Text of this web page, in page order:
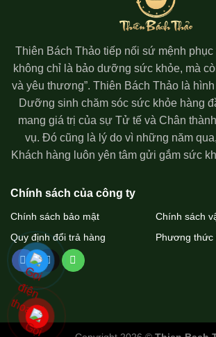
Thiên Bách Thảo tiếp nối sứ mệnh
không chỉ là bảo dưỡng sức khỏe, mà
và yêu thương”. Thiên Bách Thảo là
Dưỡng sinh chăm sóc sức khỏe hàng
mang giá trị của sự Tử tế và Chân
vụ. Đó cũng là lý do vì những năm
Khách hàng luôn yên tâm gửi gắm sức
Chính sách của công ty
Chính sách bảo mật
Chính sách
Quy định đổi trả hàng
Phương thức